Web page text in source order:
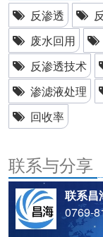
反渗透
废水回用
反渗透技术
渗滤液处理
回收率
联系与分享
联系昌
0769-